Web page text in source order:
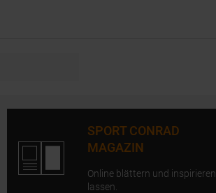
SPORT CONRAD
MAGAZIN
Online blättern und inspirieren
lassen.